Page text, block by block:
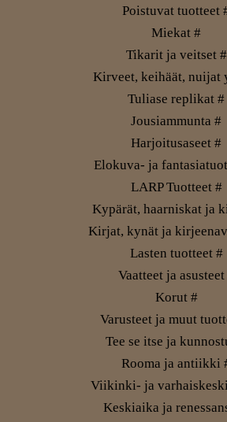
Poistuvat tuotteet
Miekat #
Tikarit ja veitset #
Kirveet, keihäät, nuijat
Tuliase replikat #
Jousiammunta #
Harjoitusaseet #
Elokuva- ja
LARP Tuotteet #
Kypärät, haarniskat ja
Kirjat, kynät ja
Lasten tuotteet #
Vaatteet ja asusteet
Korut #
Varusteet ja muut
Tee se itse ja
Rooma ja antiikki
Viikinki- ja
Keskiaika ja